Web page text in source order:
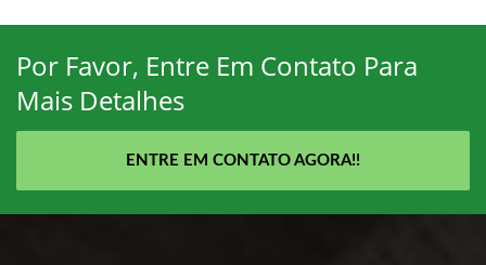
Por Favor, Entre Em Contato Para
Mais Detalhes
ENTRE EM CONTATO AGORA!!